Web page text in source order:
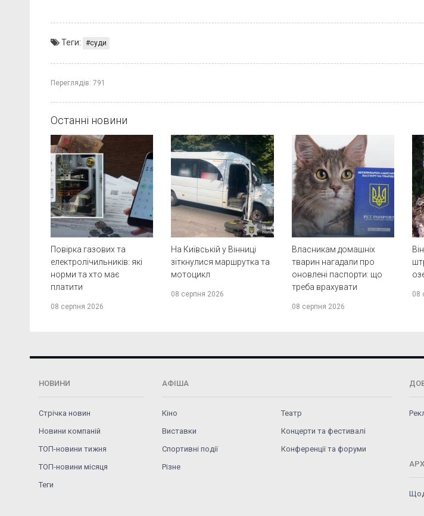
Теги: суди
Переглядів: 791
Останні новини
Повірка газових та
електролічильників: які
норми та хто має
платити
08 серпня 2026
На Київській у Вінниці
зіткнулися маршрутка та
мотоцикл
08 серпня 2026
Власникам домашніх
тварин нагадали про
оновлені паспорти: що
треба врахувати
08 серпня 2026
08
НОВИНИ
Стрічка новин
Новини компаній
ТОП-новини тижня
ТОП-новини місяця
Теги
АФІША
Кіно
Театр
Виставки
Концерти та фестивалі
Спортивні події
Конференції та форуми
Різне